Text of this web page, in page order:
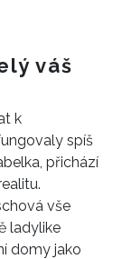
váš
k
spíš
přichází
vše
ladylike
domy jako